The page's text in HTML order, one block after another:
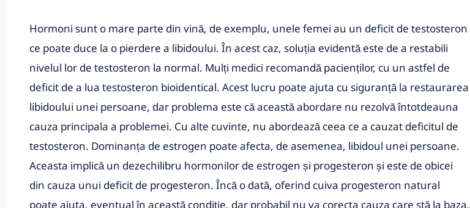
Hormoni sunt o mare parte din vină, de exemplu, unele femei au un deficit de testosteron
ce poate duce la o pierdere a libidoului. În acest caz, soluția evidentă este de a restabili
nivelul lor de testosteron la normal. Mulți medici recomandă pacienților, cu un astfel de
deficit de a lua testosteron bioidentical. Acest lucru poate ajuta cu siguranță la restaurarea
libidoului unei persoane, dar problema este că această abordare nu rezolvă întotdeauna
cauza principala a problemei. Cu alte cuvinte, nu abordează ceea ce a cauzat deficitul de
testosteron. Dominanța de estrogen poate afecta, de asemenea, libidoul unei persoane.
Aceasta implică un dezechilibru hormonilor de estrogen și progesteron și este de obicei
din cauza unui deficit de progesteron. Încă o dată, oferind cuiva progesteron natural
poate ajuta, eventual în această condiție, dar probabil nu va corecta cauza care stă la baza.